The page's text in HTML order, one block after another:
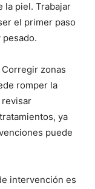
la piel. Trabajar
el primer paso
zonas
romper la
revisar
ya
puede
intervención es